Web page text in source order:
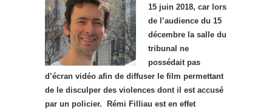
15 juin 2018, car lors
de l’audience du 15
décembre la salle du
tribunal ne
possédait pas
d’écran vidéo afin de diffuser le film permettant
de le disculper des violences dont il est accusé
par un policier. Rémi Filliau est en effet